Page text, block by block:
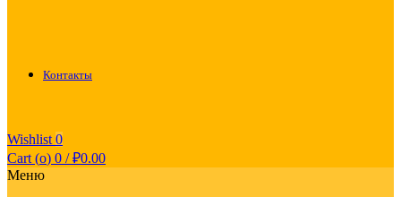
Контакты
Wishlist 0
Cart (o) 0 / ₽0.00
Меню